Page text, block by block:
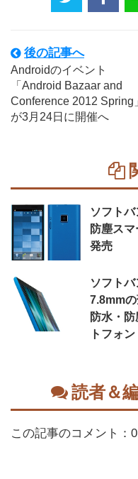
後の記事へ
Androidのイベント
「Android Bazaar and
Conference 2012 Spring
が3月24日に開催へ
ソフト
防塵ス
発売
ソフト
7.8mm
防水・
トフォン
読者＆
この記事のコメント：